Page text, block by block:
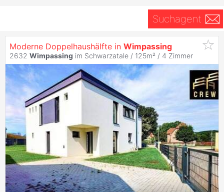
Suchagent
Moderne Doppelhaushälfte in Wimpassing
2632 Wimpassing im Schwarzatale / 125m² / 4 Zimmer